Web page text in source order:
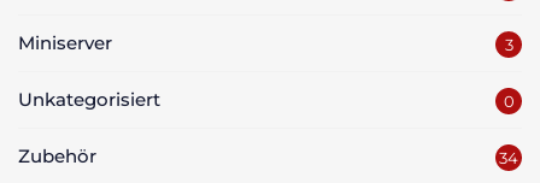
Miniserver 3
Unkategorisiert 0
Zubehör 34